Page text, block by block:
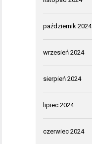
październik 2024
wrzesień 2024
sierpień 2024
lipiec 2024
czerwiec 2024